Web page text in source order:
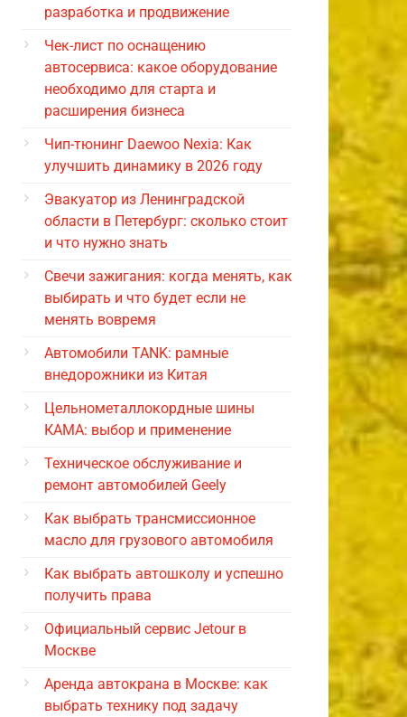
разработка и продвижение
Чек-лист по оснащению
автосервиса: какое оборудование
необходимо для старта и
расширения бизнеса
Чип-тюнинг Daewoo Nexia: Как
улучшить динамику в 2026 году
Эвакуатор из Ленинградской
области в Петербург: сколько стоит
и что нужно знать
Свечи зажигания: когда менять, как
выбирать и что будет если не
менять вовремя
Автомобили TANK: рамные
внедорожники из Китая
Цельнометаллокордные шины
КАМА: выбор и применение
Техническое обслуживание и
ремонт автомобилей Geely
Как выбрать трансмиссионное
масло для грузового автомобиля
Как выбрать автошколу и успешно
получить права
Официальный сервис Jetour в
Москве
Аренда автокрана в Москве: как
выбрать технику под задачу